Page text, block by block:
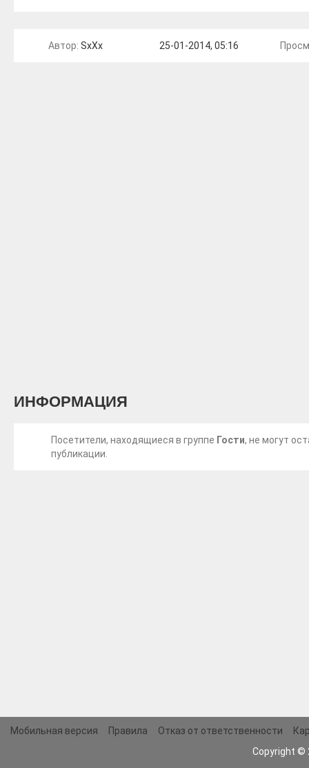
Автор: SxXx 25-01-2014, 05:16
ИНФОРМАЦИЯ
Посетители, находящиеся в группе Гости, не могут
публикации.
Мобильная версия Правила Отказ от ответственности
Copyright ©